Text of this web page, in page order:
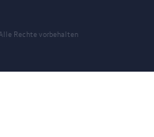
Rechte vorbehalten